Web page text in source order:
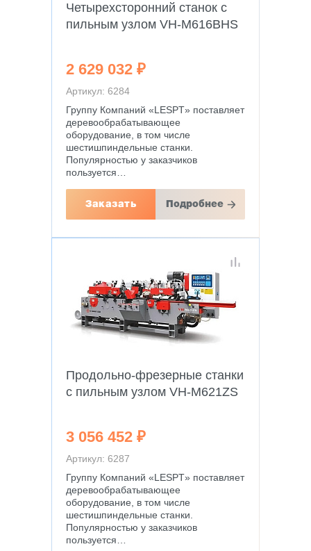
Четырехсторонний станок с
пильным узлом VH-M616BHS
2 629 032 ₽
Артикул: 6284
Группу Компаний «LESPT» поставляет
деревообрабатывающее
оборудование, в том числе
шестишпиндельные станки.
Популярностью у заказчиков
пользуется…
Заказать Подробнее
Продольно-фрезерные станки
с пильным узлом VH-M621ZS
3 056 452 ₽
Артикул: 6287
Группу Компаний «LESPT» поставляет
деревообрабатывающее
оборудование, в том числе
шестишпиндельные станки.
Популярностью у заказчиков
пользуется…